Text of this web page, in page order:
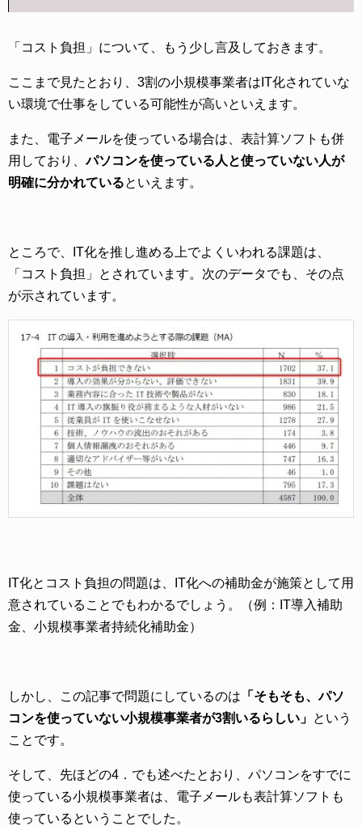
「コスト負担」について、もう少し言及しておきます。
ここまで見たとおり、3割の小規模事業者はIT化されていな
い環境で仕事をしている可能性が高いといえます。
また、電子メールを使っている場合は、表計算ソフトも併
用しており、パソコンを使っている人と使っていない人が
明確に分かれているといえます。
ところで、IT化を推し進める上でよくいわれる課題は、
「コスト負担」とされています。次のデータでも、その点
が示されています。
IT化とコスト負担の問題は、IT化への補助金が施策として用
意されていることでもわかるでしょう。（例：IT導入補助
金、小規模事業者持続化補助金）
しかし、この記事で問題にしているのは 「そもそも、パソ
コンを使っていない小規模事業者が3割いるらしい」 という
ことです。
そして、先ほどの4．でも述べたとおり、パソコンをすでに
使っている小規模事業者は、電子メールも表計算ソフトも
使っているということでした。